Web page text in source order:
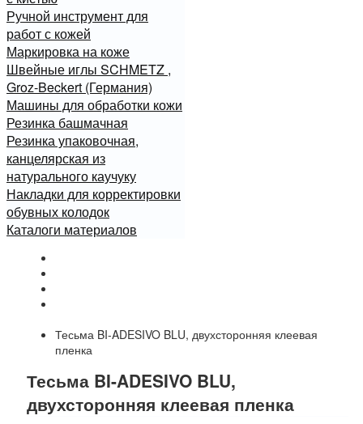
Ручной инструмент для
работ с кожей
Маркировка на коже
Швейные иглы SCHMETZ ,
Groz-Beckert (Германия)
Машины для обработки кожи
Резинка башмачная
Резинка упаковочная,
канцелярская из
натурального каучуку
Накладки для корректировки
обувных колодок
Каталоги материалов
Тесьма BI-ADESIVO BLU, двухсторонняя клеевая
пленка
Тесьма BI-ADESIVO BLU,
двухсторонняя клеевая пленка